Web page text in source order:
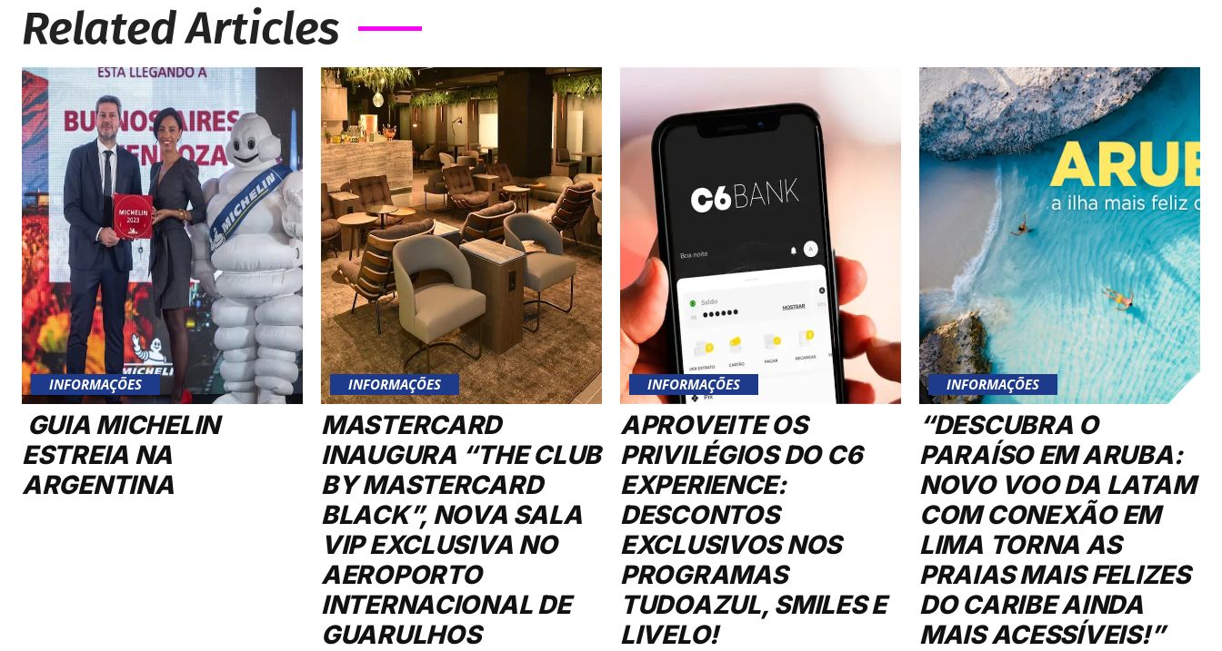
Related Articles
INFORMAÇÕES
GUIA MICHELIN
ESTREIA NA
ARGENTINA
INFORMAÇÕES
MASTERCARD
INAUGURA “THE CLUB
BY MASTERCARD
BLACK”, NOVA SALA
VIP EXCLUSIVA NO
AEROPORTO
INTERNACIONAL DE
GUARULHOS
INFORMAÇÕES
APROVEITE OS
PRIVILÉGIOS DO C6
EXPERIENCE:
DESCONTOS
EXCLUSIVOS NOS
PROGRAMAS
TUDOAZUL, SMILES E
LIVELO!
INFORMAÇÕES
“DESCUBRA O
PARAÍSO EM ARUBA:
NOVO VOO DA LATAM
COM CONEXÃO EM
LIMA TORNA AS
PRAIAS MAIS FELIZES
DO CARIBE AINDA
MAIS ACESSÍVEIS!”